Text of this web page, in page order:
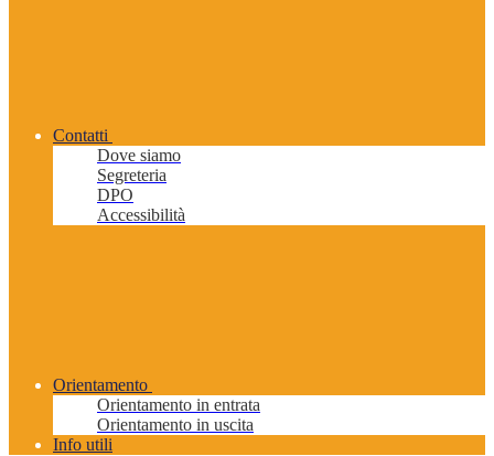
Contatti
Dove siamo
Segreteria
DPO
Accessibilità
Orientamento
Orientamento in entrata
Orientamento in uscita
Info utili